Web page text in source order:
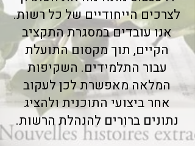
לצרכים הייחודיים של כל רשות.
אנו עובדים במסגרת התקציב
הקיים, תוך מקסום התועלת
עבור התלמידים. השקיפות
המלאה מאפשרת לכן לעקוב
אחר ביצועי התוכנית ולהציג
נתונים ברורים להנהלת הרשות.